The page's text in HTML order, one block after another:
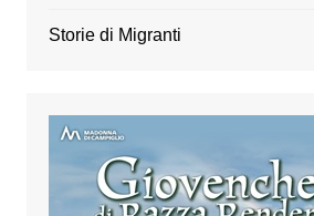
Storie di Migranti